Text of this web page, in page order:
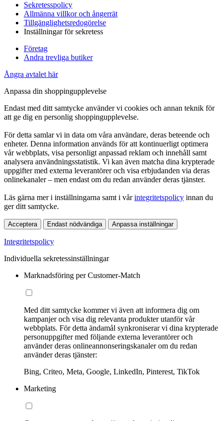
Sekretesspolicy
Allmänna villkor och ångerrät
Tillgänglighetsredogörelse
Inställningar för sekretess
Företag
Andra trevliga butiker
Ångra avtalet här
Anpassa din shoppingupplevelse
Endast med ditt samtycke använder vi cookies och annan teknik för
att ge dig en personlig shoppingupplevelse.
För detta samlar vi in data om våra användare, deras beteende och
enheter. Denna information används för att kontinuerligt optimera
vår webbplats, visa personligt anpassad reklam och innehåll samt
analysera användningsstatistik. Vi kan även matcha dina krypterade
uppgifter med externa leverantörer och visa erbjudanden via deras
onlinekanaler – men endast om du redan använder deras tjänster.
Läs gärna mer i inställningarna samt i vårintegritetspolicy innan du
ger ditt samtycke.
Acceptera Endast nödvändiga Anpassa inställningar
Integritetspolicy
Individuella sekretessinställningar
Marknadsföring per Customer-Match
Med ditt samtycke kommer vi även att informera dig om
kampanjer och visa dig relevanta produkter utanför vår
webbplats. För detta ändamål synkroniserar vi dina krypterade
personuppgifter med följande externa leverantörer och
använder deras onlineannonseringskanaler om du redan
använder deras tjänster:
Bing, Criteo, Meta, Google, LinkedIn, Pinterest, TikTok
Marketing